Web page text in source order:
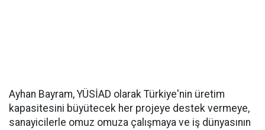
Ayhan Bayram, YÜSİAD olarak Türkiye'nin üretim
kapasitesini büyütecek her projeye destek vermeye,
sanayicilerle omuz omuza çalışmaya ve iş dünyasının